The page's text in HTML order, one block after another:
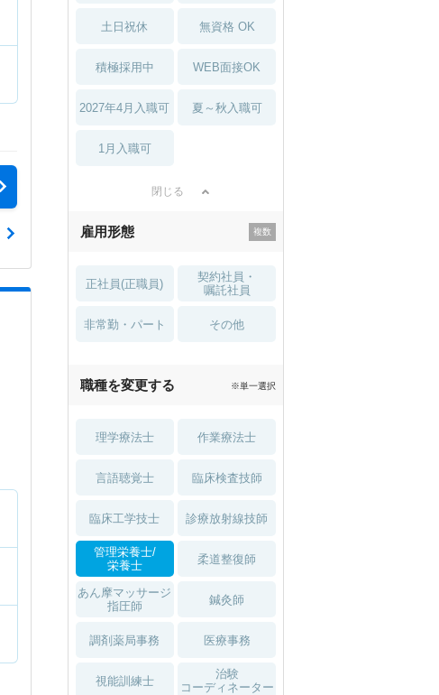
土日祝休 無資格 OK
積極採用中 WEB面接OK
2027年4月入職可 夏～秋入職可
1月入職可
閉じる
雇用形態
正社員(正職員)
契約社員・
嘱託社員
非常勤・パート その他
職種を変更する ※単一選択
理学療法士 作業療法士
言語聴覚士 臨床検査技師
臨床工学技士 診療放射線技師
管理栄養士/
栄養士
柔道整復師
あん摩マッサージ
指圧師
鍼灸師
調剤薬局事務 医療事務
視能訓練士
治験
コーディネーター